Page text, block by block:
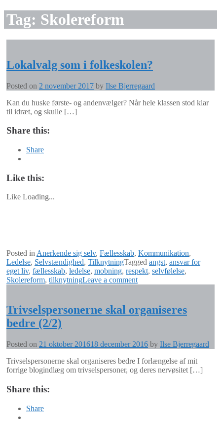
Tag: Skolereform
Lokalvalg som i folkeskolen?
Posted on 2 november 2017 by Ilse Bjerregaard
Kan du huske første- og andenvælger? Når hele klassen stod klar
til idræt, og skulle […]
Share this:
Share
Like this:
Like Loading...
Posted inAnerkende sig selv, Fællesskab, Kommunikation,
Ledelse, Selvstændighed, TilknytningTagged angst, ansvar for
eget liv, fællesskab, ledelse, mobning, respekt, selvfølelse,
Skolereform, tilknytningLeave a comment
Trivselspersonerne skal organiseres
bedre (2/2)
Posted on 21 oktober 201618 december 2016 by Ilse Bjerregaard
Trivselspersonerne skal organiseres bedre I forlængelse af mit
forrige blogindlæg om trivselspersoner, og deres nervøsitet […]
Share this:
Share